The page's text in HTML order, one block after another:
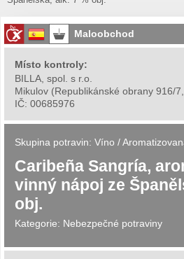
Maloobchod
Místo kontroly:
BILLA, spol. s r.o.
Mikulov (Republikánské obrany 916/
IČ: 00685976
Skupina potravin: Víno /
Caribeña Sangría,
vinný nápoj ze
obj.
Kategorie: Nebezpečné potraviny